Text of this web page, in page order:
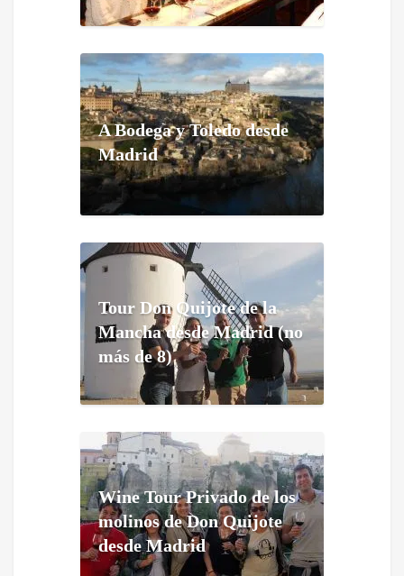
A Bodega y Toledo desde
Madrid
Tour Don Quijote de la
Mancha desde Madrid (no
más de 8)
Wine Tour Privado de los
molinos de Don Quijote
desde Madrid